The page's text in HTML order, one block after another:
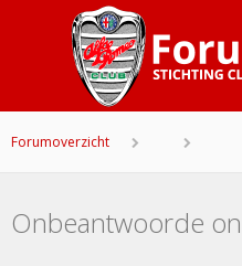
Forumoverzicht
Onbeantwoorde